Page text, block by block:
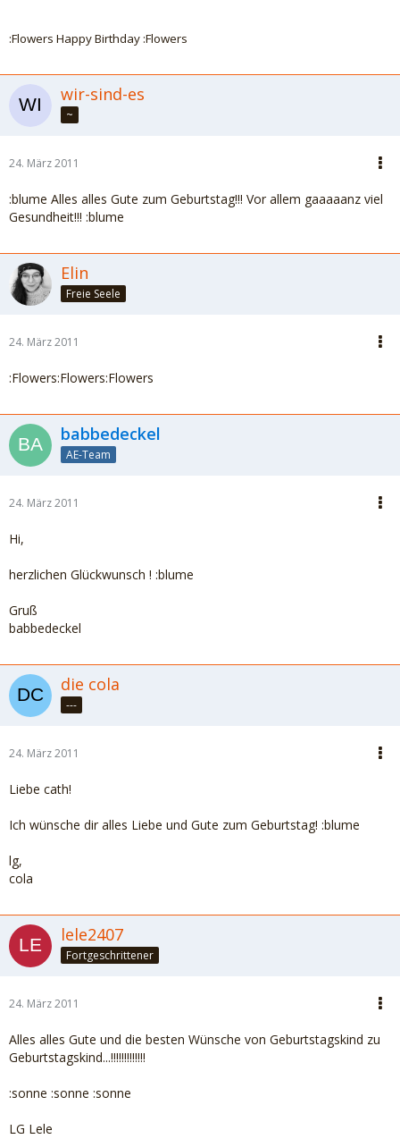
:Flowers Happy Birthday :Flowers
wir-sind-es
~
24. März 2011
:blume Alles alles Gute zum Geburtstag!!! Vor allem gaaaaanz viel
Gesundheit!!! :blume
Elin
Freie Seele
24. März 2011
:Flowers:Flowers:Flowers
babbedeckel
AE-Team
24. März 2011
Hi,
herzlichen Glückwunsch ! :blume
Gruß
babbedeckel
die cola
---
24. März 2011
Liebe cath!
Ich wünsche dir alles Liebe und Gute zum Geburtstag! :blume
lg,
cola
lele2407
Fortgeschrittener
24. März 2011
Alles alles Gute und die besten Wünsche von Geburtstagskind zu
Geburtstagskind...!!!!!!!!!!!!!
:sonne :sonne :sonne
LG Lele